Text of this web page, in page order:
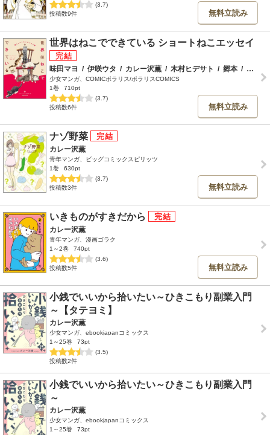
(3.7)
投稿数9件
無料立読み
世界はねこでできている ショートねこエッセイ
味田マヨ / 伊咲ウタ / カレー沢薫 / 木村ヒデサト / 郷本 /
少女マンガ、COMICポラリス/ポラリスCOMICS
1巻
710pt
(3.7)
投稿数6件
無料立読み
ナゾ野菜
カレー沢薫
青年マンガ、ビッグコミックスピリッツ
1巻
630pt
(3.7)
投稿数3件
無料立読み
いきものがすきだから
カレー沢薫
青年マンガ、漫画ゴラク
1～2巻
740pt
(3.6)
投稿数5件
無料立読み
小銭でいいから拾いたい～ひきこもり副業入門
～【タテヨミ】
カレー沢薫
少女マンガ、ebookjapanコミックス
1～25巻
73pt
(3.5)
投稿数2件
小銭でいいから拾いたい～ひきこもり副業入門
～
カレー沢薫
少女マンガ、ebookjapanコミックス
1～25巻
73pt